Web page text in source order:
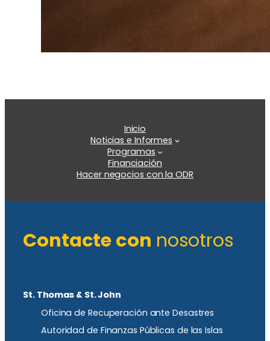
Inicio
Noticias e Informes
Programas
Financiación
Hacer negocios con la ODR
Contacte con nosotros
St. Thomas & St. John
Oficina de Recuperación ante Desastres
Autoridad de Finanzas Públicas de las Islas